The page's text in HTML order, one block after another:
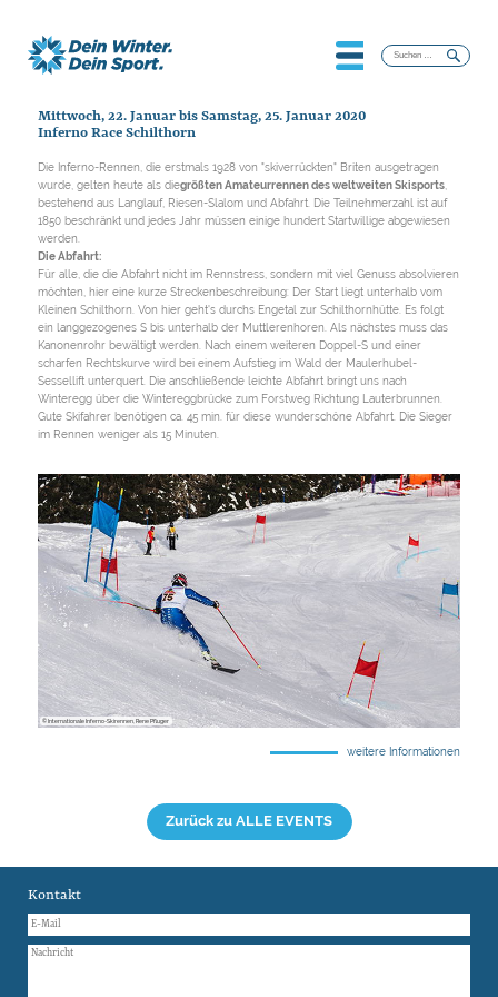
Suchen
nach:
Mittwoch, 22. Januar bis Samstag, 25. Januar 2020
Inferno Race Schilthorn
Die Inferno-Rennen, die erstmals 1928 von "skiverrückten" Briten ausgetragen
wurde, gelten heute als diegrößten Amateurrennen des weltweiten Skisports
bestehend aus Langlauf, Riesen-Slalom und Abfahrt. Die Teilnehmerzahl ist auf
1850 beschränkt und jedes Jahr müssen einige hundert Startwillige abgewiesen
werden.
Die Abfahrt:
Für alle, die die Abfahrt nicht im Rennstress, sondern mit viel Genuss absolvieren
möchten, hier eine kurze Streckenbeschreibung: Der Start liegt unterhalb vom
Kleinen Schilthorn. Von hier geht's durchs Engetal zur Schilthornhütte. Es folgt
ein langgezogenes S bis unterhalb der Muttlerenhoren. Als nächstes muss das
Kanonenrohr bewältigt werden. Nach einem weiteren Doppel-S und einer
scharfen Rechtskurve wird bei einem Aufstieg im Wald der Maulerhubel-
Sessellift unterquert. Die anschließende leichte Abfahrt bringt uns nach
Winteregg über die Wintereggbrücke zum Forstweg Richtung Lauterbrunnen.
Gute Skifahrer benötigen ca. 45 min. für diese wunderschöne Abfahrt. Die Sieger
im Rennen weniger als 15 Minuten.
© Internationale Inferno-Skirennen, Rene Pfluger
weitere Informationen
Zurück zu ALLE EVENTS
Kontakt